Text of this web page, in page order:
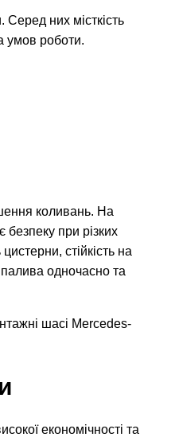
них місткість
умов роботи.
коливань. На
при різких
стійкість на
палива одночасно та
шасі Mercedes-
економічності та